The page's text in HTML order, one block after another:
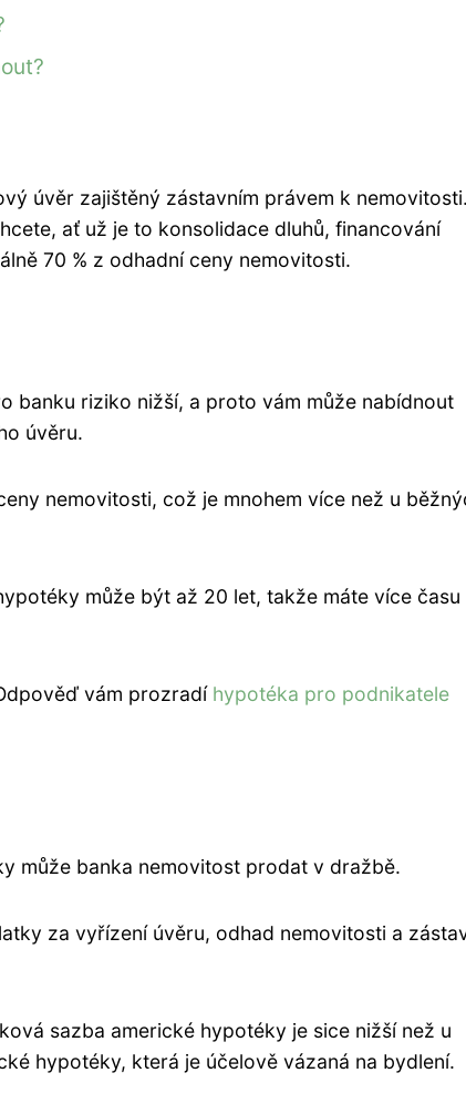
úvěr zajištěný zástavním právem k nemovitosti.
ať už je to konsolidace dluhů, financování
70 % z odhadní ceny nemovitosti.
banku riziko nižší, a proto vám může nabídnout
úvěru.
nemovitosti, což je mnohem více než u
může být až 20 let, takže máte více času
vám prozradí hypotéka pro podnikatele
může banka nemovitost prodat v dražbě.
za vyřízení úvěru, odhad nemovitosti a
sazba americké hypotéky je sice nižší než u
hypotéky, která je účelově vázaná na bydlení.